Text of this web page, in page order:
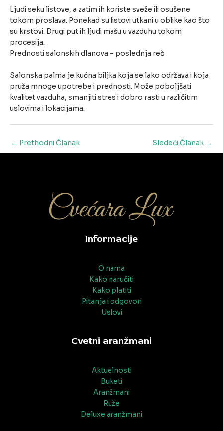
Ljudi seku listove, a zatim ih koriste sveže ili osušene
tokom proslava. Ponekad su listovi utkani u oblike kao što
su krstovi. Drugi put ih ljudi mašu u vazduhu tokom
procesija.
Prednosti salonskih dlanova – poslednja reč
Salonska palma je kućna biljka koja se lako održava i koja
pruža mnoge upotrebe i prednosti. Može poboljšati
kvalitet vazduha, smanjiti stres i dobro rasti u različitim
uslovima i lokacijama.
Post
← Prethodni Članak Sledeći Članak →
Informacije
O nama
Kako naručiti
Kako platiti
Pitanja i odgovori
Uslovi
Cvetni aranžmani
Aktuelnosti
Buketi
Aranžmani
Ruže
Deluxe aranžmani